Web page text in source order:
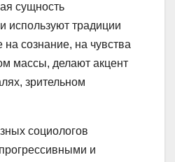
сущность
используют традиции
на сознание, на чувства
массы, делают акцент
зрительном
социологов
и